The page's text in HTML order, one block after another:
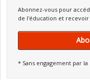
Abonnez-vous pour
de l'éducation et recevoir
* Sans engagement par la